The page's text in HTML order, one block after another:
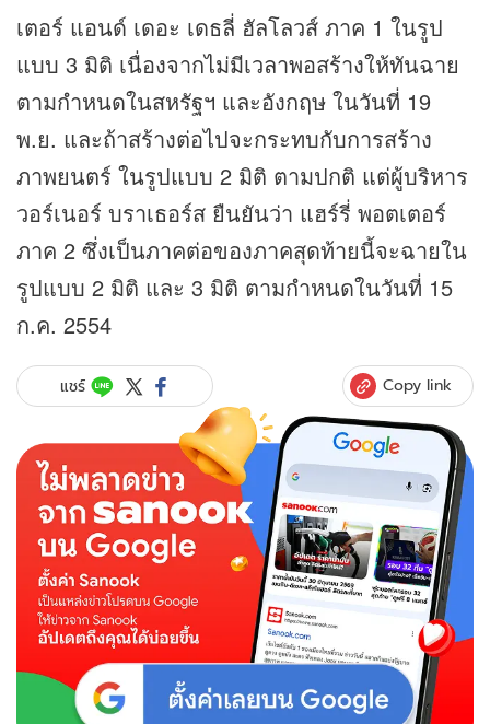
เตอร์ แอนด์ เดอะ เดธลี่ ฮัลโลวส์ ภาค 1 ในรูป
แบบ 3 มิติ เนื่องจากไม่มีเวลาพอสร้างให้ทันฉาย
ตามกำหนดในสหรัฐฯ และอังกฤษ ในวันที่ 19
พ.ย. และถ้าสร้างต่อไปจะกระทบกับการสร้าง
ภาพยนตร์ ในรูปแบบ 2 มิติ ตามปกติ แต่ผู้บริหาร
วอร์เนอร์ บราเธอร์ส ยืนยันว่า แฮร์รี่ พอตเตอร์
ภาค 2 ซึ่งเป็นภาคต่อของภาคสุดท้ายนี้จะฉายใน
รูปแบบ 2 มิติ และ 3 มิติ ตามกำหนดในวันที่ 15
ก.ค. 2554
แชร์ Copy link